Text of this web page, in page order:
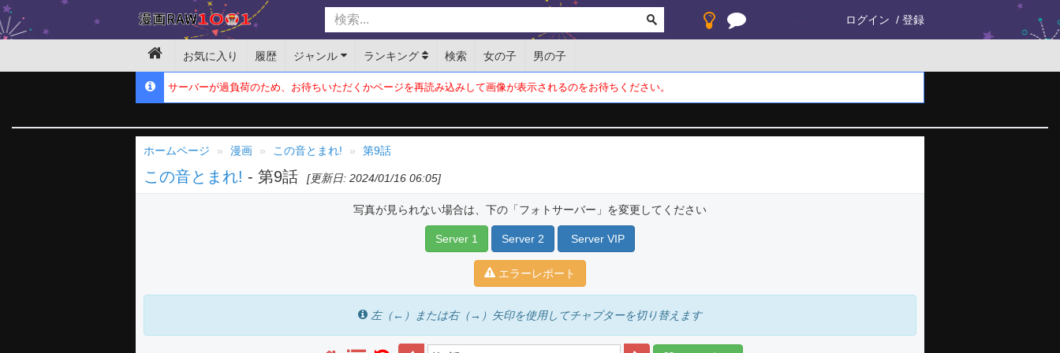
ログイン 登録
お気に入り 履歴 ジャンル ランキング 検索 女の子 男の子
サーバーが過負荷のため、お待ちいただくかページを再読み込みして画像が表示されるのをお待ちください。
ホームページ 漫画 この音とまれ! 第9話
この音とまれ! - 第9話 [更新日: 2024/01/16 06:05]
写真が見られない場合は、下の「フォトサーバー」を変更してください
Server 1 Server 2 Server VIP
エラーレポート
左（←）または右（→）矢印を使用してチャプターを切り替えます